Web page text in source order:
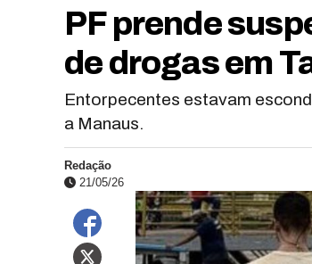
PF prende
de drogas em
Entorpecentes estavam
a Manaus.
Redação
21/05/26